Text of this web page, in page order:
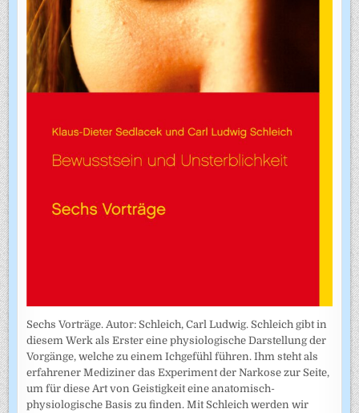
Sechs Vorträge. Autor: Schleich, Carl Ludwig. Schleich gibt in
diesem Werk als Erster eine physiologische Darstellung der
Vorgänge, welche zu einem Ichgefühl führen. Ihm steht als
erfahrener Mediziner das Experiment der Narkose zur Seite,
um für diese Art von Geistigkeit eine anatomisch-
physiologische Basis zu finden. Mit Schleich werden wir